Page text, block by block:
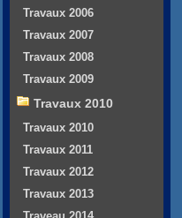
Travaux 2006
Travaux 2007
Travaux 2008
Travaux 2009
Travaux 2010
Travaux 2010
Travaux 2011
Travaux 2012
Travaux 2013